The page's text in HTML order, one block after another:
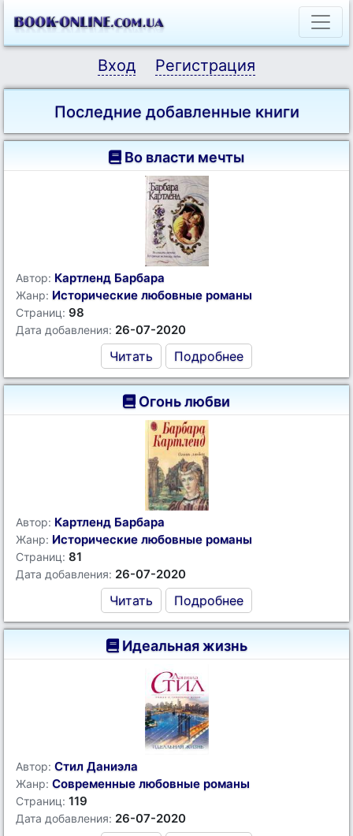
Вход Регистрация
Последние добавленные книги
Во власти мечты
Автор: Картленд Барбара
Жанр: Исторические любовные романы
Страниц: 98
Дата добавления: 26-07-2020
Читать Подробнее
Огонь любви
Автор: Картленд Барбара
Жанр: Исторические любовные романы
Страниц: 81
Дата добавления: 26-07-2020
Читать Подробнее
Идеальная жизнь
Автор: Стил Даниэла
Жанр: Современные любовные романы
Страниц: 119
Дата добавления: 26-07-2020